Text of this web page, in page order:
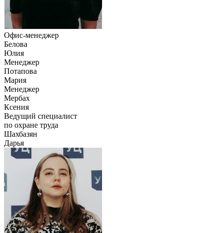
Офис-менеджер
Белова
Юлия
Менеджер
Потапова
Мария
Менеджер
Мербах
Ксения
Ведущий специалист
по охране труда
Шахбазян
Дарья